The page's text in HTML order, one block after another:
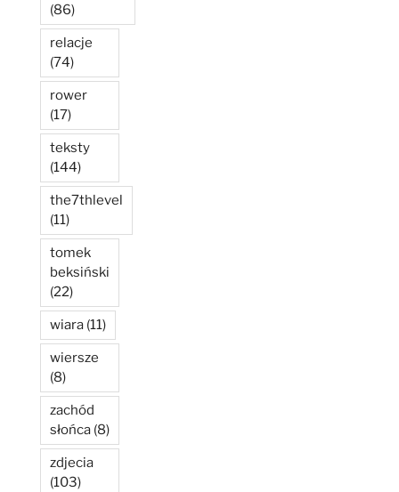
(86)
relacje
(74)
rower
(17)
teksty
(144)
the7thlevel
(11)
tomek
beksiński
(22)
wiara (11)
wiersze
(8)
zachód
słońca (8)
zdjecia
(103)